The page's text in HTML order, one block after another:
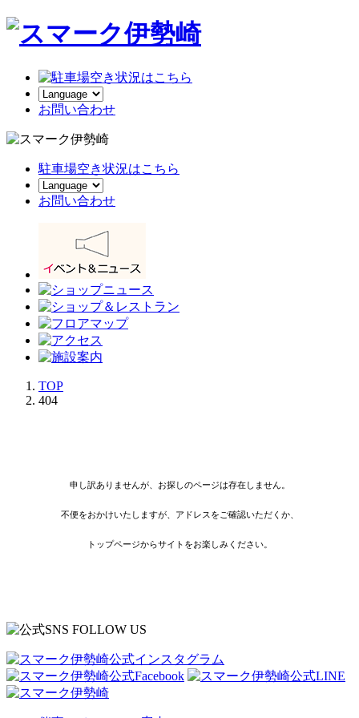
お問い合わせ
駐車場空き状況はこちら
お問い合わせ
TOP
404
申し訳ありませんが、お探しのページは存在しません。
不便をおかけいたしますが、アドレスをご確認いただくか、
トップページからサイトをお楽しみください。